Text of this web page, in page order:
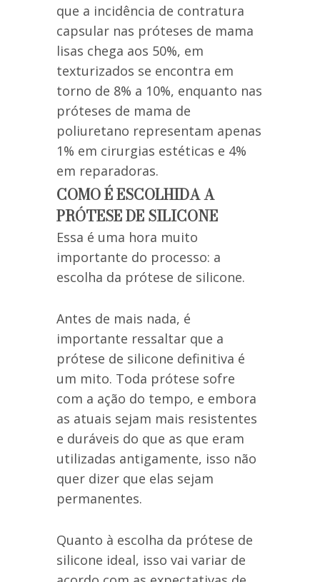
que a incidência de contratura
capsular nas próteses de mama
lisas chega aos 50%, em
texturizados se encontra em
torno de 8% a 10%, enquanto nas
próteses de mama de
poliuretano representam apenas
1% em cirurgias estéticas e 4%
em reparadoras.
COMO É ESCOLHIDA A
PRÓTESE DE SILICONE
Essa é uma hora muito
importante do processo: a
escolha da prótese de silicone.
Antes de mais nada, é
importante ressaltar que a
prótese de silicone definitiva é
um mito. Toda prótese sofre
com a ação do tempo, e embora
as atuais sejam mais resistentes
e duráveis do que as que eram
utilizadas antigamente, isso não
quer dizer que elas sejam
permanentes.
Quanto à escolha da prótese de
silicone ideal, isso vai variar de